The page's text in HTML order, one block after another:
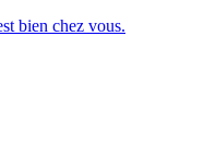
bien chez vous.